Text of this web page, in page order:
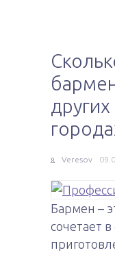
Veresov
Бармен –
сочетает